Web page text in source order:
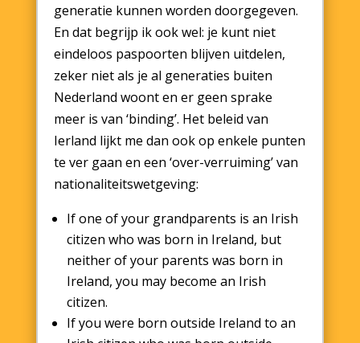
generatie kunnen worden doorgegeven.
En dat begrijp ik ook wel: je kunt niet
eindeloos paspoorten blijven uitdelen,
zeker niet als je al generaties buiten
Nederland woont en er geen sprake
meer is van ‘binding’. Het beleid van
Ierland lijkt me dan ook op enkele punten
te ver gaan en een ‘over-verruiming’ van
nationaliteitswetgeving:
If one of your grandparents is an Irish
citizen who was born in Ireland, but
neither of your parents was born in
Ireland, you may become an Irish
citizen.
If you were born outside Ireland to an